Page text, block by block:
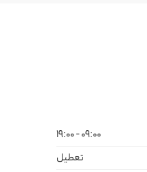
09:00 - 19:00
تعطیل